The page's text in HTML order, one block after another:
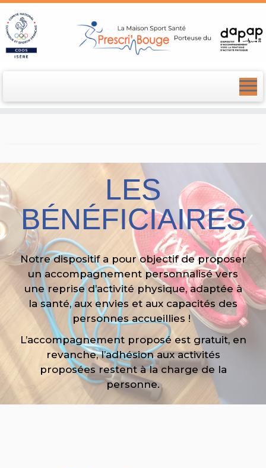
LES
BÉNÉFICIAIRES
Notre dispositif a pour objectif de proposer
un accompagnement personnalisé vers
une reprise d’activité physique, adaptée à
la santé, aux envies et aux capacités des
personnes accueillies !
L’accompagnement proposé est gratuit, en
revanche, l’adhésion aux activités
proposées restent à la charge de la
personne.